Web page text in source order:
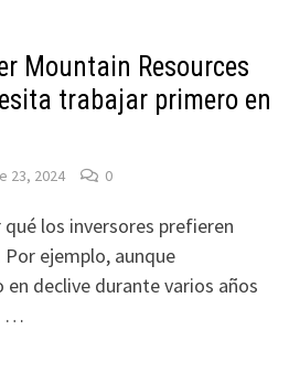
Mountain Resources
trabajar primero en
23, 2024 0
los inversores prefieren
ejemplo, aunque
declive durante varios años
…